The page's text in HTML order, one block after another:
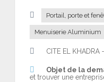
Portail, porte et
Menuiserie Aluminium
CITE EL KHADRA
Objet de la
et trouver une